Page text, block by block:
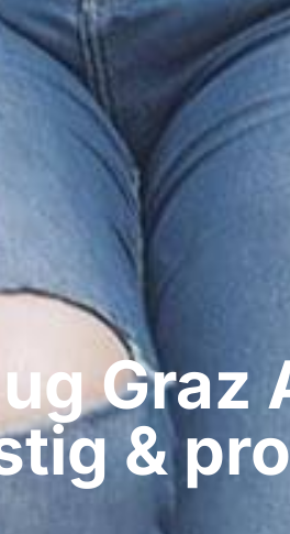
Graz​
&